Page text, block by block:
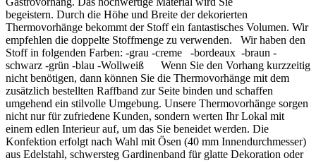
begeistern. Durch die Höhe und Breite der dekorierten
Thermovorhänge bekommt der Stoff ein fantastisches Volumen. Wir
empfehlen die doppelte Stoffmenge zu verwenden. Wir haben den
Stoff in folgenden Farben: -grau -creme -bordeaux -braun -
schwarz -grün -blau -Wollweiß Wenn Sie den Vorhang kurzzeitig
nicht benötigen, dann können Sie die Thermovorhänge mit dem
zusätzlich bestellten Raffband zur Seite binden und schaffen
umgehend ein stilvolle Umgebung. Unsere Thermovorhänge sorgen
nicht nur für zufriedene Kunden, sondern werten Ihr Lokal mit
einem edlen Interieur auf, um das Sie beneidet werden. Die
Konfektion erfolgt nach Wahl mit Ösen (40 mm Innendurchmesser)
aus Edelstahl, schwersteg Gardinenband für glatte Dekoration oder